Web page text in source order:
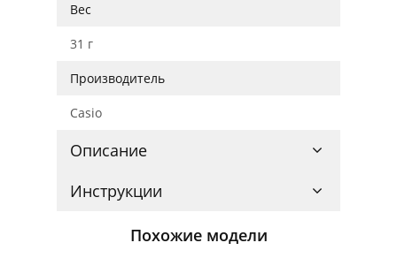
Вес
31 г
Производитель
Casio
Описание
Инструкции
Похожие модели